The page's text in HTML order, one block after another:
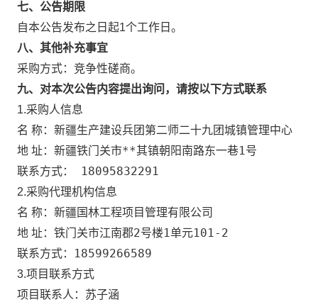
七、公告期限
自本公告发布之日起1个工作日。
八、其他补充事宜
采购方式：竞争性磋商。
九、对本次公告内容提出询问，请按以下方式联系
1.采购人信息
名 称： 新疆生产建设兵团第二师二十九团城镇管理中心
地 址： 新疆铁门关市**其镇朝阳南路东一巷1号
联系方式： 18095832291
2.采购代理机构信息
名 称： 新疆国林工程项目管理有限公司
地 址： 铁门关市江南郡2号楼1单元101-2
联系方式： 18599266589
3.项目联系方式
项目联系人： 苏子涵